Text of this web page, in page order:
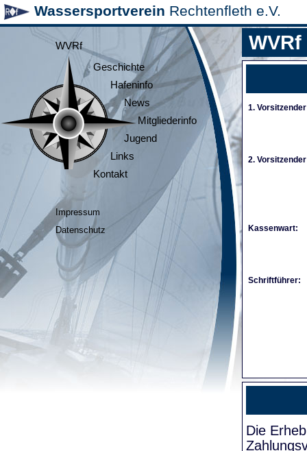
Wassersportverein Rechtenfleth e.V.
WVRf
Geschichte
Hafeninfo
News
Mitgliederinfo
Jugend
Links
Kontakt
Impressum
Datenschutz
WVRf
1.
2.
Kassenwart:
Schriftführer:
Die